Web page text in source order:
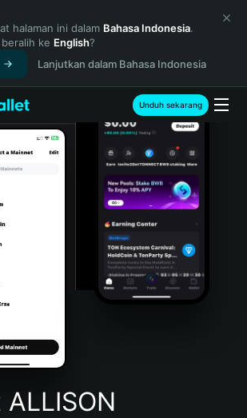
halaman ini dalam Bahasa Indonesia.
ke English?
Lanjutkan dalam Bahasa Indonesia
Unduh sekarang